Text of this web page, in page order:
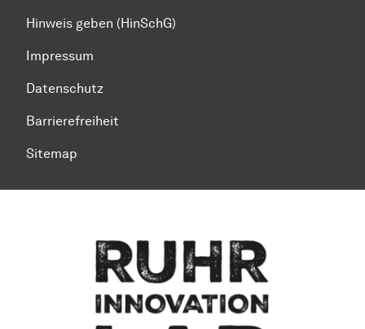
Hinweis geben (HinSchG)
Impressum
Datenschutz
Barrierefreiheit
Sitemap